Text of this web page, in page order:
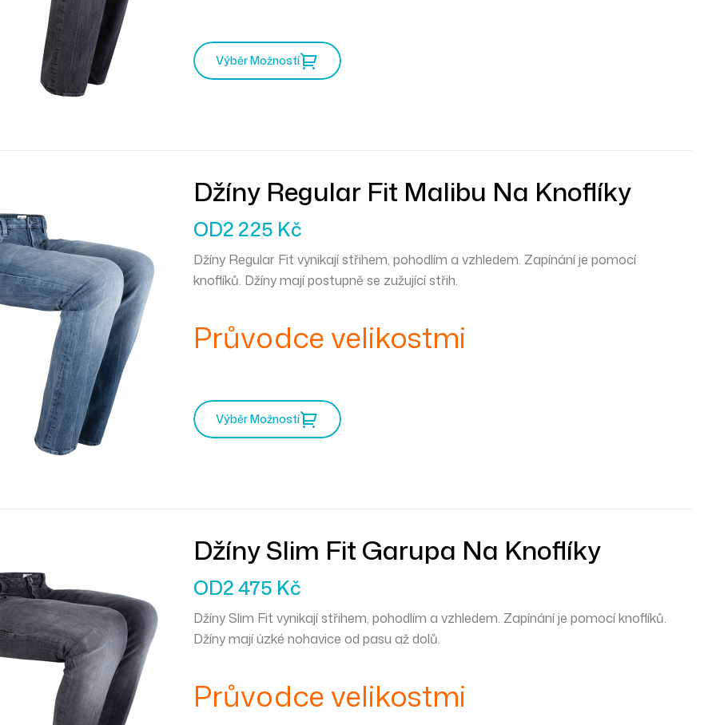
Výběr Možností
Džíny Regular Fit Malibu Na Knoflíky
OD2 225 Kč
Džíny Regular Fit vynikají střihem, pohodlím a vzhledem. Zapínání je pomocí
knoflíků. Džíny mají postupně se zužující střih.
Průvodce velikostmi
Výběr Možností
Džíny Slim Fit Garupa Na Knoflíky
OD2 475 Kč
Džíny Slim Fit vynikají střihem, pohodlím a vzhledem. Zapínání je pomocí knoflíků.
Džíny mají úzké nohavice od pasu až dolů.
Průvodce velikostmi